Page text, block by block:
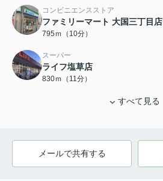
コンビニエンスストア
ファミリーマート 大国三丁目店
795ｍ（10分）
スーパー
ライフ塩草店
830ｍ（11分）
すべて見る
メールで共有する